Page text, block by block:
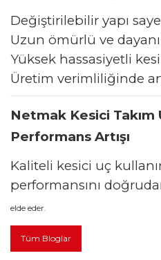
Değiştirilebilir yapı
Uzun ömürlü ve
Yüksek hassasiyetli
Üretim verimliliğinde
Netmak Kesici Takım
Performans Artışı
Kaliteli kesici uç
performansını
elde eder.
Tüm Bloglar